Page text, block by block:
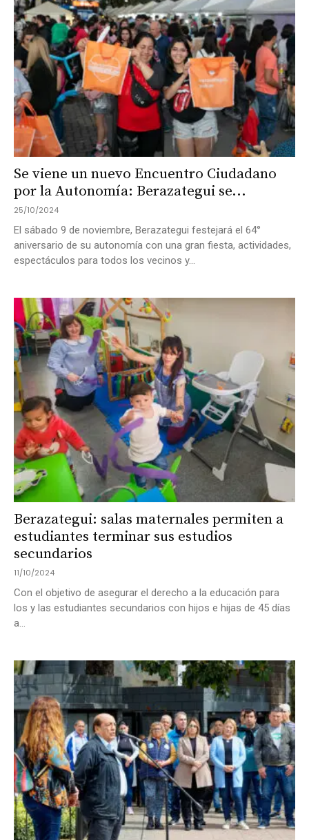
Se viene un nuevo Encuentro Ciudadano
por la Autonomía: Berazategui se...
25/10/2024
El sábado 9 de noviembre, Berazategui festejará el 64°
aniversario de su autonomía con una gran fiesta, actividades,
espectáculos para todos los vecinos y...
Berazategui: salas maternales permiten a
estudiantes terminar sus estudios
secundarios
11/10/2024
Con el objetivo de asegurar el derecho a la educación para
los y las estudiantes secundarios con hijos e hijas de 45 días
a...